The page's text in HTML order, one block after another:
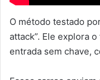
O método testado
attack”. Ele explora
entrada sem chave,